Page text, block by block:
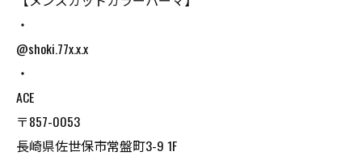
・
@shoki.77x.x.x
・
ACE
〒857-0053
長崎県佐世保市常盤町3-9 1F